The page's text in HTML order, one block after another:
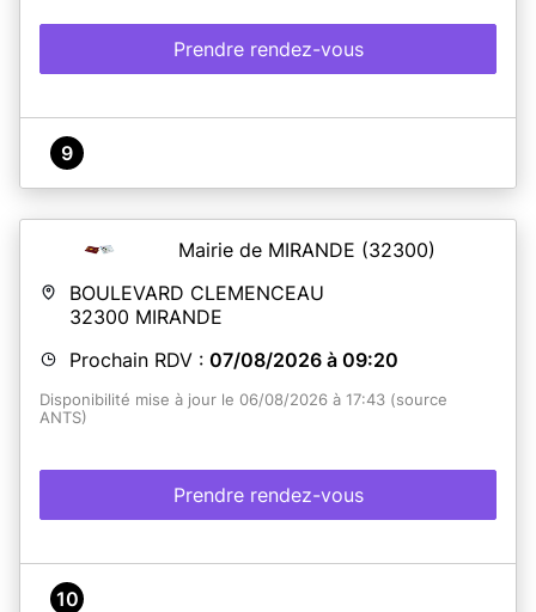
Prendre rendez-vous
9
Mairie de MIRANDE (32300)
BOULEVARD CLEMENCEAU
32300 MIRANDE
Prochain RDV : 07/08/2026 à 09:20
Disponibilité mise à jour le 06/08/2026 à 17:43 (source
ANTS)
Prendre rendez-vous
10